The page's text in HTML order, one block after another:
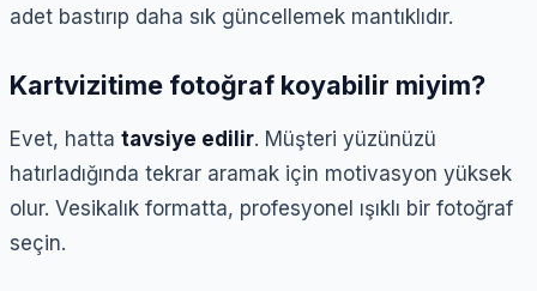
adet bastırıp daha sık güncellemek mantıklıdır.
Kartvizitime fotoğraf koyabilir miyim?
Evet, hatta tavsiye edilir. Müşteri yüzünüzü
hatırladığında tekrar aramak için motivasyon yüksek
olur. Vesikalık formatta, profesyonel ışıklı bir fotoğraf
seçin.